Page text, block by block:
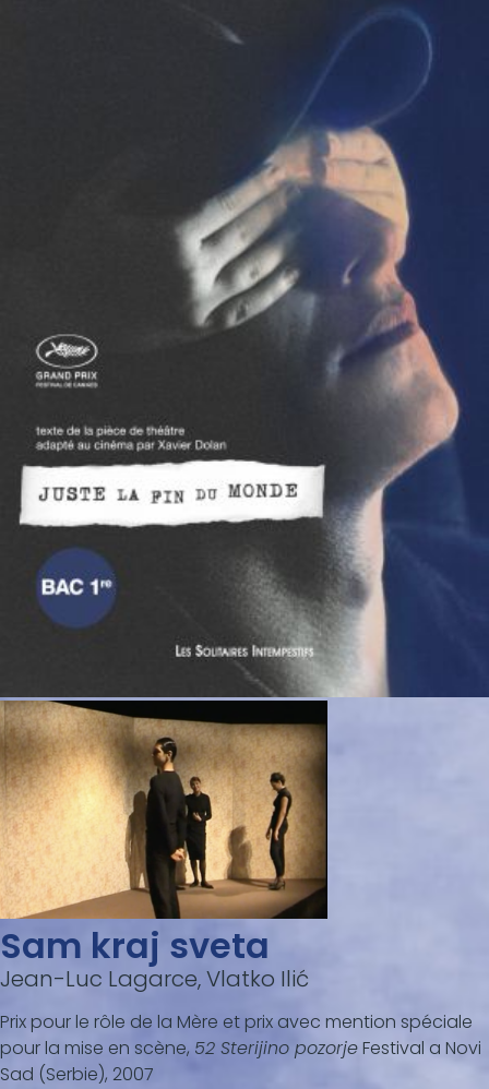
Sam kraj sveta
Jean-Luc Lagarce, Vlatko Ilić
Prix pour le rôle de la Mère et prix avec mention spéciale
pour la mise en scène, 52 Sterijino pozorjeFestival a Novi
Sad (Serbie), 2007